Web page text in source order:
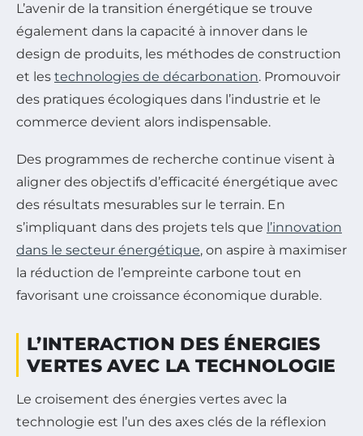
L’avenir de la transition énergétique se trouve
également dans la capacité à innover dans le
design de produits, les méthodes de construction
et les technologies de décarbonation. Promouvoir
des pratiques écologiques dans l’industrie et le
commerce devient alors indispensable.
Des programmes de recherche continue visent à
aligner des objectifs d’efficacité énergétique avec
des résultats mesurables sur le terrain. En
s’impliquant dans des projets tels que l’innovation
dans le secteur énergétique, on aspire à maximiser
la réduction de l’empreinte carbone tout en
favorisant une croissance économique durable.
L’INTERACTION DES ÉNERGIES
VERTES AVEC LA TECHNOLOGIE
Le croisement des énergies vertes avec la
technologie est l’un des axes clés de la réflexion